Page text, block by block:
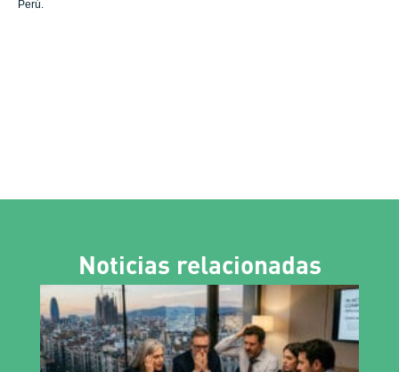
Perú.
Noticias relacionadas